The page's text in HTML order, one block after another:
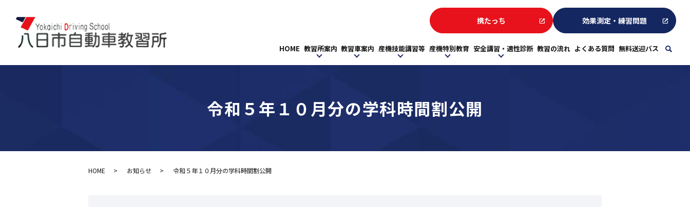
HOME 教習所案内 教習車案内 産機技能講習等 産機特別教育 安全講習・適性診断 教習の流れ よくある質問 無料送迎バス
携たっち 効果測定・練習問題
令和５年１０月分の学科時間割公開
HOME お知らせ 令和５年１０月分の学科時間割公開